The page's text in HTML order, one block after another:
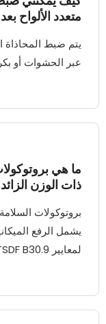
متعدد الألواح بعد
يتم ضبط المحاذاة
عبر الحشوات أو
ما هي
ذات الوزن الزائد؟ 150 كجم?
لمعايير ANSI/ITSDF B30.9.